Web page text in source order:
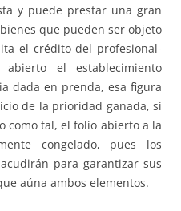
y puede prestar una gran
que pueden ser objeto
el crédito del profesional-
el establecimiento
dada en prenda, esa figura
de la prioridad ganada, si
como tal, el folio abierto a la
congelado, pues los
para garantizar sus
aúna ambos elementos.